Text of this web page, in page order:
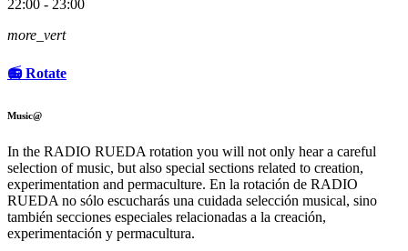
22:00 - 23:00
more_vert
📻 Rotate
Music@
In the RADIO RUEDA rotation you will not only hear a careful
selection of music, but also special sections related to creation,
experimentation and permaculture. En la rotación de RADIO
RUEDA no sólo escucharás una cuidada selección musical, sino
también secciones especiales relacionadas a la creación,
experimentación y permacultura.